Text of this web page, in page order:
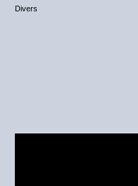
Divers